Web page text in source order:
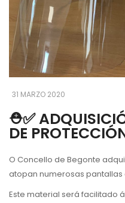
31 MARZO 2020
⛑✅
DE
O Concello de Begonte
atopan numerosas
Este material será facilitado